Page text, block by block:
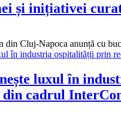
și inițiativei
din Cluj-Napoca anunță cu
luxul în
cadrul